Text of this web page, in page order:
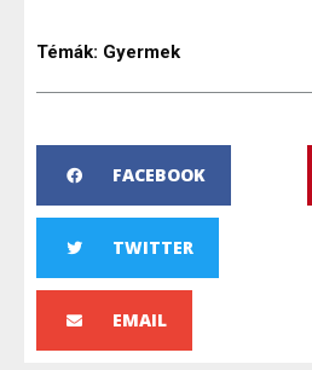
Témák: Gyermek
FACEBOOK
TWITTER
EMAIL